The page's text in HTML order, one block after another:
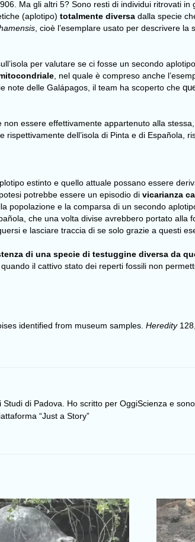
Ma gli altri 5? Sono resti di individui ritrovati
(aplotipo) totalmente diversa dalla specie
, cioè l’esemplare usato per descrivere la
per valutare se ci fosse un secondo
, nel quale è compreso anche
note delle Galápagos, il team ha scoperto che
essere effettivamente appartenuto alla
rispettivamente dell’isola di Pinta e di Española,
estinto e quello attuale possano essere
potrebbe essere un episodio di vicarianza
popolazione e la comparsa di un secondo
che una volta divise avrebbero portato alla
e lasciare traccia di se solo grazie a questi
di una specie di testuggine diversa da
il cattivo stato dei reperti fossili non
identified from museum samples. Heredity 128,
di Padova. Ho scritto per OggiScienza e
“Just a Story”